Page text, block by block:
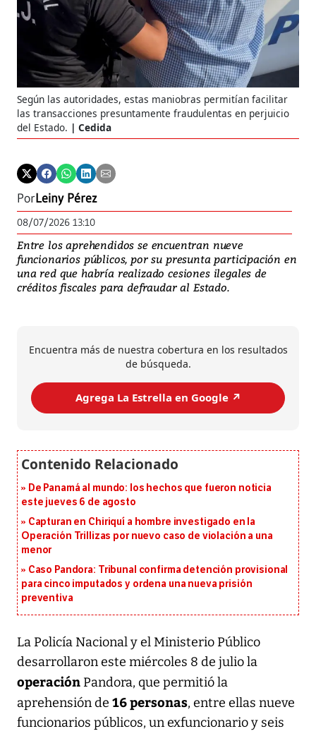
Según las autoridades, estas maniobras permitían facilitar
las transacciones presuntamente fraudulentas en perjuicio
del Estado.
Cedida
PorLeiny Pérez
08/07/2026 13:10
Entre los aprehendidos se encuentran nueve
funcionarios públicos, por su presunta participación en
una red que habría realizado cesiones ilegales de
créditos fiscales para defraudar al Estado.
Encuentra más de nuestra cobertura en los resultados
de búsqueda.
Agrega La Estrella en Google ↗️
De Panamá al mundo: los hechos que fueron noticia
este jueves 6 de agosto
Capturan en Chiriquí a hombre investigado en la
Operación Trillizas por nuevo caso de violación a una
menor
Caso Pandora: Tribunal confirma detención provisional
para cinco imputados y ordena una nueva prisión
preventiva
La Policía Nacional y el Ministerio Público
desarrollaron este miércoles 8 de julio la
operaciónPandora, que permitió la
aprehensión de 16 personas, entre ellas nueve
funcionarios públicos, un exfuncionario y seis